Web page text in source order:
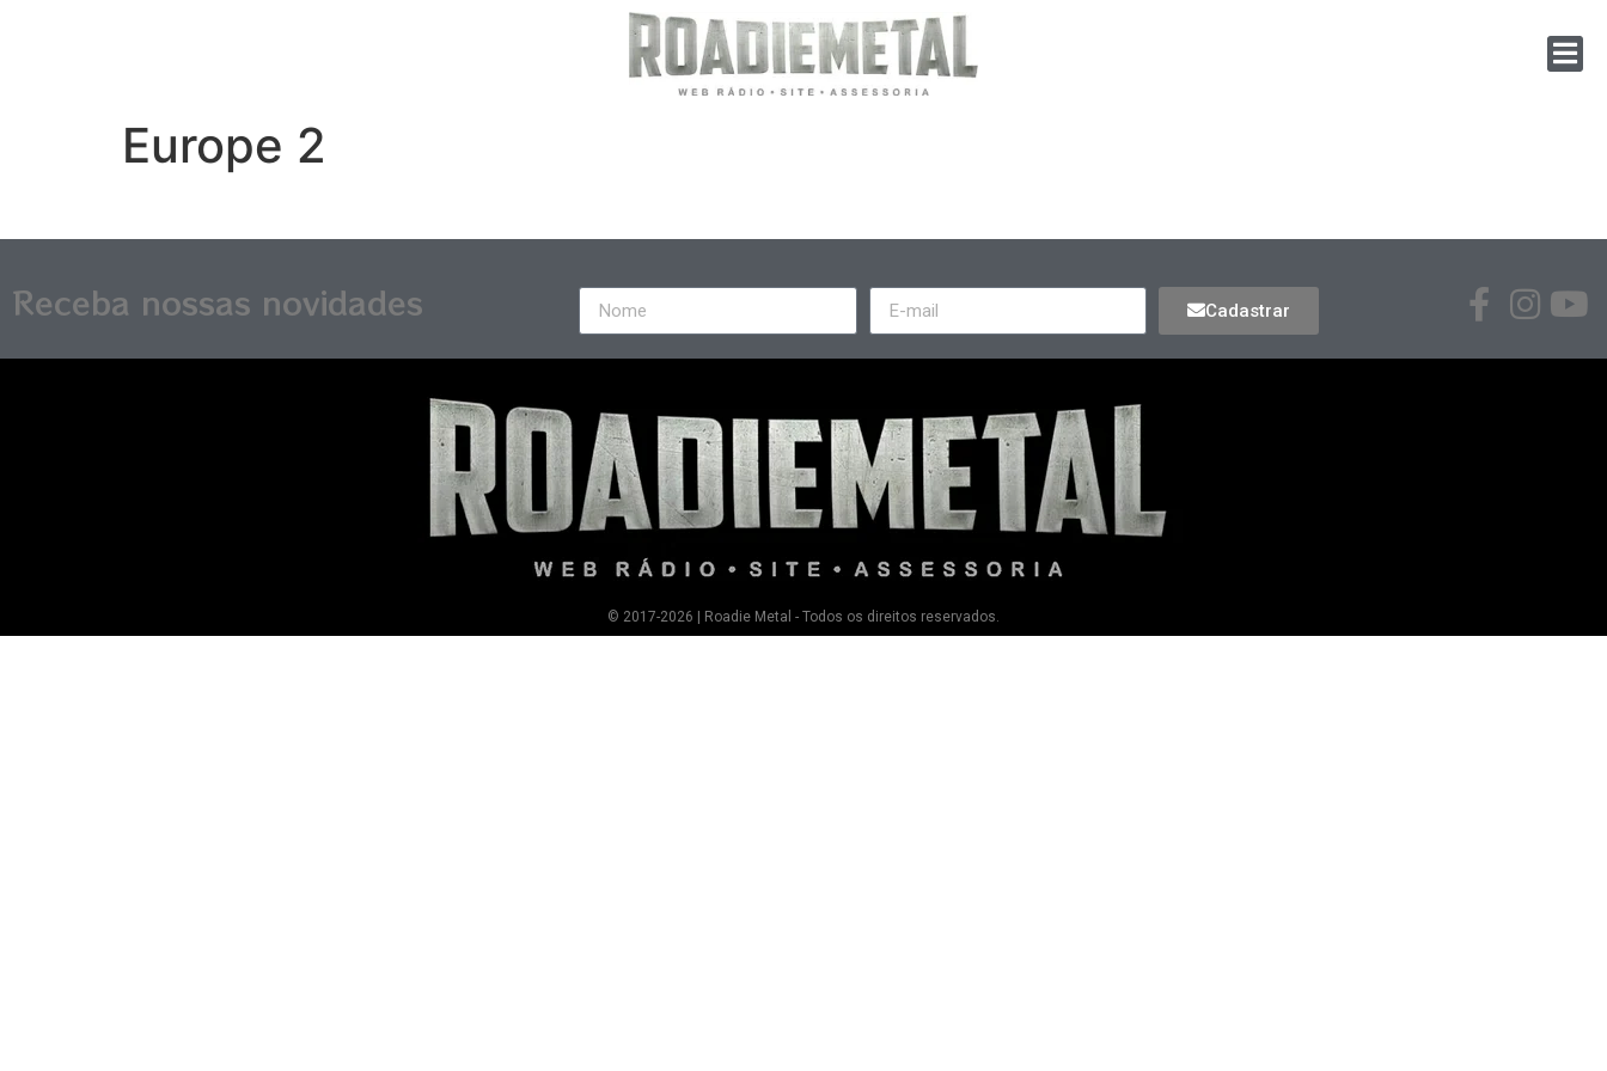
Europe 2
Receba nossas novidades Cadastrar
© 2017-2026 | Roadie Metal - Todos os direitos reservados.